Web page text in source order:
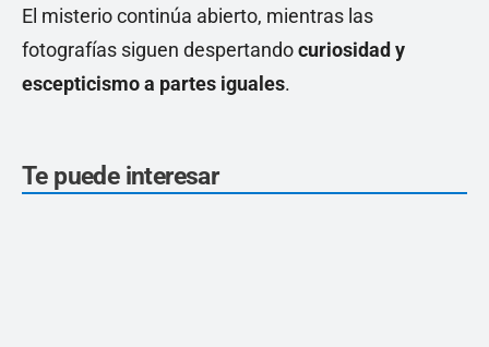
El misterio continúa abierto, mientras las
fotografías siguen despertandocuriosidad y
escepticismo a partes iguales.
Te puede interesar